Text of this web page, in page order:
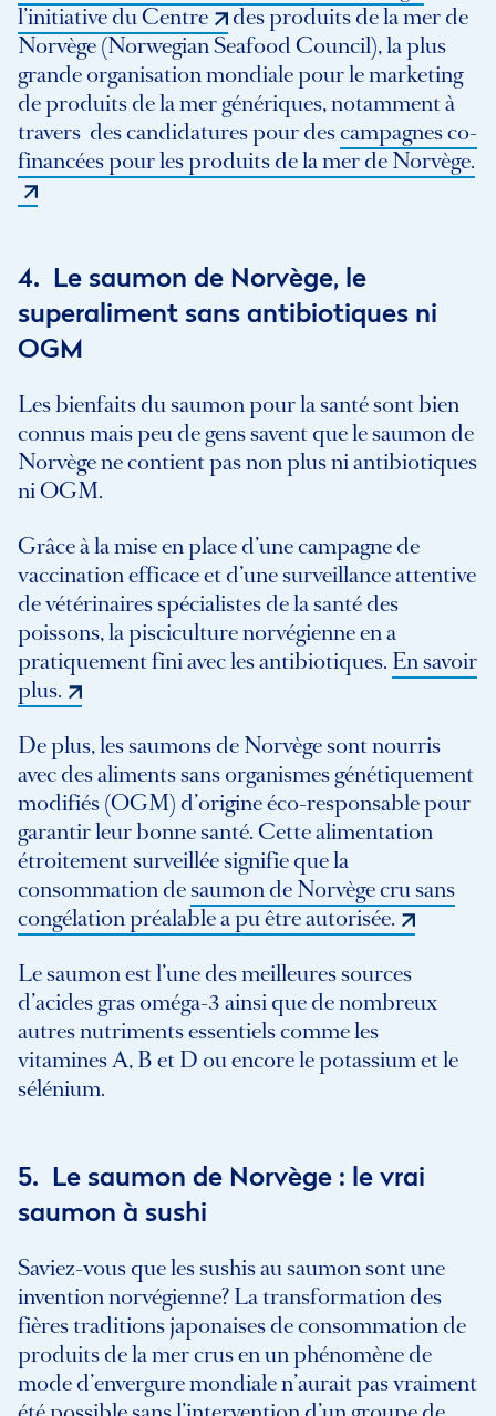
l’initiative du Centre
des produits de la mer de
Norvège (Norwegian Seafood Council), la plus
grande organisation mondiale pour le marketing
de produits de la mer génériques, notamment à
travers des candidatures pour descampagnes co-
financées pour les produits de la mer de Norvège.
4. Le saumon de Norvège, le
superaliment sans antibiotiques ni
OGM
Les bienfaits du saumon pour la santé sont bien
connus mais peu de gens savent que le saumon de
Norvège ne contient pas non plus ni antibiotiques
ni OGM.
Grâce à la mise en place d’une campagne de
vaccination efficace et d’une surveillance attentive
de vétérinaires spécialistes de la santé des
poissons, la pisciculture norvégienne en a
pratiquement fini avec les antibiotiques. En savoir
plus.
De plus, les saumons de Norvège sont nourris
avec des aliments sans organismes génétiquement
modifiés (OGM) d’origine éco-responsable pour
garantir leur bonne santé. Cette alimentation
étroitement surveillée signifie que la
consommation desaumon de Norvège cru sans
congélation préalable a pu être autorisée.
Le saumon est l’une des meilleures sources
d’acides gras oméga-3 ainsi que de nombreux
autres nutriments essentiels comme les
vitamines A, B et D ou encore le potassium et le
sélénium.
5. Le saumon de Norvège : le vrai
saumon à sushi
Saviez-vous que les sushis au saumon sont une
invention norvégienne? La transformation des
fières traditions japonaises de consommation de
produits de la mer crus en un phénomène de
mode d’envergure mondiale n’aurait pas vraiment